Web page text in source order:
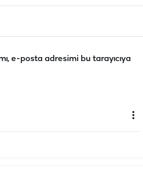
e-posta adresimi bu tarayıcıya